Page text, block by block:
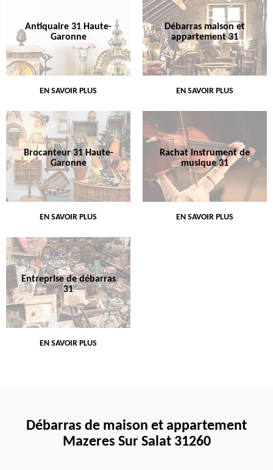
Antiquaire 31 Haute-
Garonne
EN SAVOIR PLUS
Débarras maison et
appartement 31
EN SAVOIR PLUS
Brocanteur 31 Haute-
Garonne
EN SAVOIR PLUS
Rachat instrument de
musique 31
EN SAVOIR PLUS
Entreprise de débarras
31
EN SAVOIR PLUS
Débarras de maison et appartement
Mazeres Sur Salat 31260